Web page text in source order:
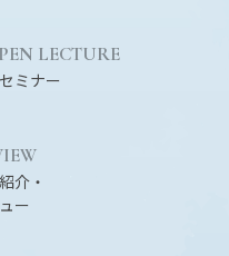
LECTURE
ミナー
介・
ー